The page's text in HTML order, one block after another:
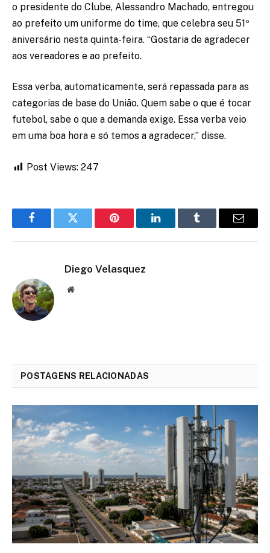
o presidente do Clube, Alessandro Machado, entregou
ao prefeito um uniforme do time, que celebra seu 51º
aniversário nesta quinta-feira. “Gostaria de agradecer
aos vereadores e ao prefeito.
Essa verba, automaticamente, será repassada para as
categorias de base do União. Quem sabe o que é tocar
futebol, sabe o que a demanda exige. Essa verba veio
em uma boa hora e só temos a agradecer,” disse.
Post Views: 247
FacebookTwitter Pinterest LinkedInTumblr Email
Diego Velasquez
Website
POSTAGENS RELACIONADAS